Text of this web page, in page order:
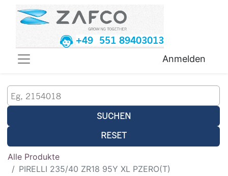
+49 551 89403013
Anmelden
SUCHEN
RESET
Alle Produkte
PIRELLI 235/40 ZR18 95Y XL PZERO(T)